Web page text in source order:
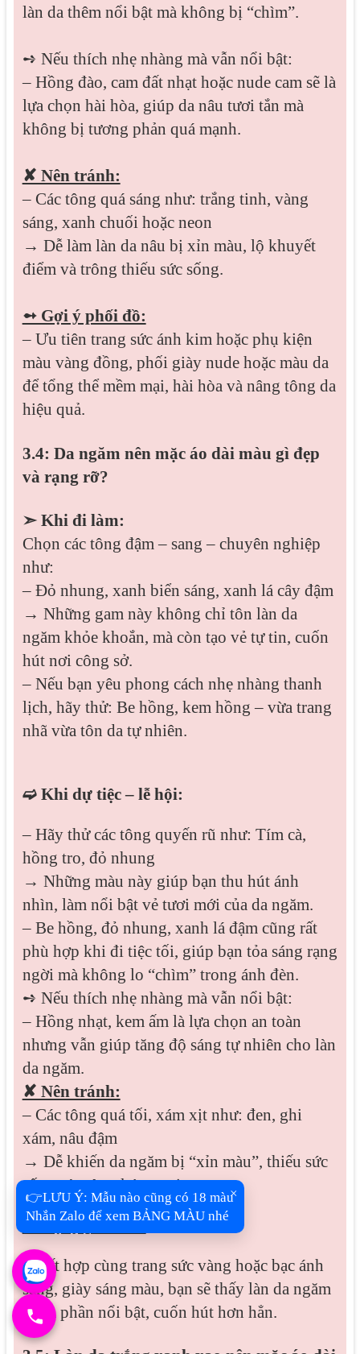
làn da thêm nổi bật mà không bị “chìm”.
➺ Nếu thích nhẹ nhàng mà vẫn nổi bật:
– Hồng đào, cam đất nhạt hoặc nude cam sẽ là
lựa chọn hài hòa, giúp da nâu tươi tắn mà
không bị tương phản quá mạnh.
✘ Nên tránh:
– Các tông quá sáng như: trắng tinh, vàng
sáng, xanh chuối hoặc neon
→ Dễ làm làn da nâu bị xỉn màu, lộ khuyết
điểm và trông thiếu sức sống.
➻ Gợi ý phối đồ:
– Ưu tiên trang sức ánh kim hoặc phụ kiện
màu vàng đồng, phối giày nude hoặc màu da
để tổng thể mềm mại, hài hòa và nâng tông da
hiệu quả.
3.4: Da ngăm nên mặc áo dài màu gì đẹp
và rạng rỡ?
➣ Khi đi làm:
Chọn các tông đậm – sang – chuyên nghiệp
như:
– Đỏ nhung, xanh biển sáng, xanh lá cây đậm
→ Những gam này không chỉ tôn làn da
ngăm khỏe khoắn, mà còn tạo vẻ tự tin, cuốn
hút nơi công sở.
– Nếu bạn yêu phong cách nhẹ nhàng thanh
lịch, hãy thử: Be hồng, kem hồng – vừa trang
nhã vừa tôn da tự nhiên.
➫ Khi dự tiệc – lễ hội:
– Hãy thử các tông quyến rũ như: Tím cà,
hồng tro, đỏ nhung
→ Những màu này giúp bạn thu hút ánh
nhìn, làm nổi bật vẻ tươi mới của da ngăm.
– Be hồng, đỏ nhung, xanh lá đậm cũng rất
phù hợp khi đi tiệc tối, giúp bạn tỏa sáng rạng
ngời mà không lo “chìm” trong ánh đèn.
➺ Nếu thích nhẹ nhàng mà vẫn nổi bật:
– Hồng nhạt, kem ấm là lựa chọn an toàn
nhưng vẫn giúp tăng độ sáng tự nhiên cho làn
da ngăm.
✘ Nên tránh:
– Các tông quá tối, xám xịt như: đen, ghi
xám, nâu đậm
→ Dễ khiến da ngăm bị “xỉn màu”, thiếu sức
sống và trông kém tươi.
➻ Gợi ý phối đồ:
– Kết hợp cùng trang sức vàng hoặc bạc ánh
sáng, giày sáng màu, bạn sẽ thấy làn da ngăm
thêm phần nổi bật, cuốn hút hơn hẳn.
×
👉LƯU Ý: Mẫu nào cũng có 18 màu
Nhắn Zalo để xem BẢNG MÀU nhé